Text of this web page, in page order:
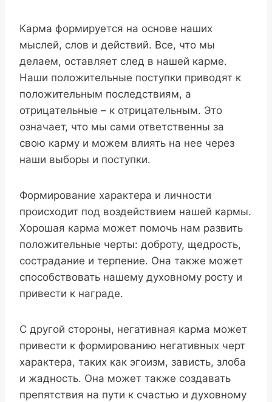
Карма формируется на основе наших
мыслей, слов и действий. Все, что мы
делаем, оставляет след в нашей карме.
Наши положительные поступки приводят к
положительным последствиям, а
отрицательные – к отрицательным. Это
означает, что мы сами ответственны за
свою карму и можем влиять на нее через
наши выборы и поступки.
Формирование характера и личности
происходит под воздействием нашей кармы.
Хорошая карма может помочь нам развить
положительные черты: доброту, щедрость,
сострадание и терпение. Она также может
способствовать нашему духовному росту и
привести к награде.
С другой стороны, негативная карма может
привести к формированию негативных черт
характера, таких как эгоизм, зависть, злоба
и жадность. Она может также создавать
препятствия на пути к счастью и духовному